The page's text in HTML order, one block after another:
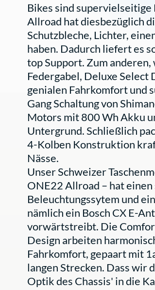
Bikes sind
Allroad hat diesbezüglich
Schutzbleche, Lichter,
haben. Dadurch liefert es
top Support. Zum anderen,
Federgabel, Deluxe
genialen Fahrkomfort und
Gang Schaltung von
Motors mit 800 Wh Akku
Untergrund. Schließlich
4-Kolben Konstruktion
Nässe.
Unser Schweizer
ONE22 Allroad – hat
Beleuchtungssytem und
nämlich ein Bosch CX E-
vorwärtstreibt. Die
Design arbeiten
Fahrkomfort, gepaart mit
langen Strecken. Dass wir
Optik des Chassis' in die